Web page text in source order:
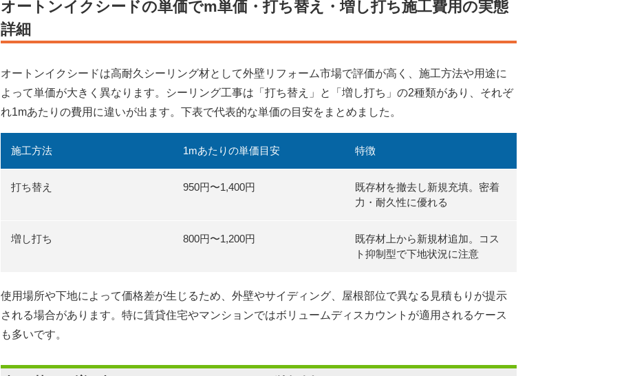
オートンイクシードの単価でm単価・打ち替え・増し打ち施工費用の実態
詳細
オートンイクシードは高耐久シーリング材として外壁リフォーム市場で評価が高く、施工方法や用途に
よって単価が大きく異なります。シーリング工事は「打ち替え」と「増し打ち」の2種類があり、それぞ
れ1mあたりの費用に違いが出ます。下表で代表的な単価の目安をまとめました。
施工方法 1mあたりの単価目安 特徴
打ち替え 950円〜1,400円
既存材を撤去し新規充填。密着
力・耐久性に優れる
増し打ち 800円〜1,200円
既存材上から新規材追加。コス
ト抑制型で下地状況に注意
使用場所や下地によって価格差が生じるため、外壁やサイディング、屋根部位で異なる見積もりが提示
される場合があります。特に賃貸住宅やマンションではボリュームディスカウントが適用されるケース
も多いです。